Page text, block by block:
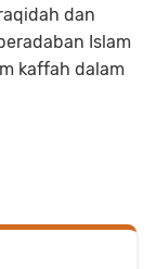
dan
Islam
kaffah dalam